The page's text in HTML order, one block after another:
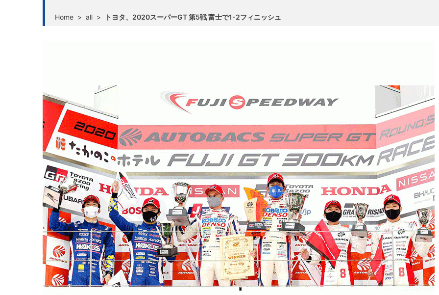
Home > all > トヨタ、2020スーパーGT 第5戦 富士で1-2フィニッシュ